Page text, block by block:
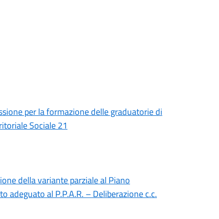
per la formazione delle graduatorie di
Sociale 21
della variante parziale al Piano
adeguato al P.P.A.R. – Deliberazione c.c.